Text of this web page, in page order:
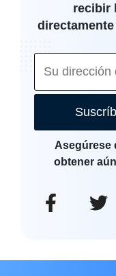
recibir
Asegúrese
obtener